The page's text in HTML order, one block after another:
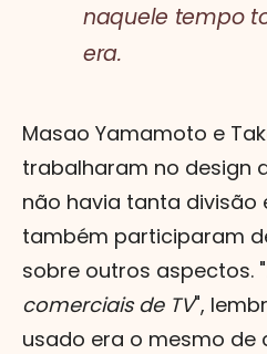
naquele tempo
era.
Masao Yamamoto e
trabalharam no design
não havia tanta divisão
também participaram
sobre outros aspectos. "
comerciais de TV",
usado era o mesmo de